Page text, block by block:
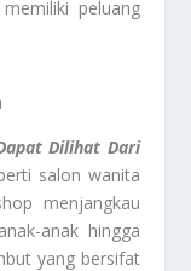
peluang
Dilihat Dari
salon wanita
menjangkau
anak hingga
yang bersifat